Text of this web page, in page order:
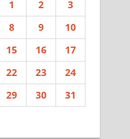
1
2
3
8 9
10
15 16
17
22 23
24
29 30
31